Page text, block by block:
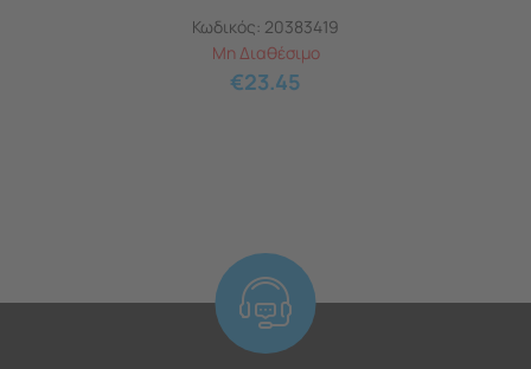
Κωδικός: 20383419
Μη Διαθέσιμο
€23.45